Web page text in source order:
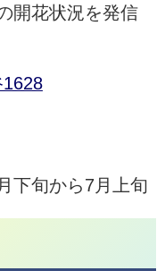
開花状況を発信
下旬から7月上旬